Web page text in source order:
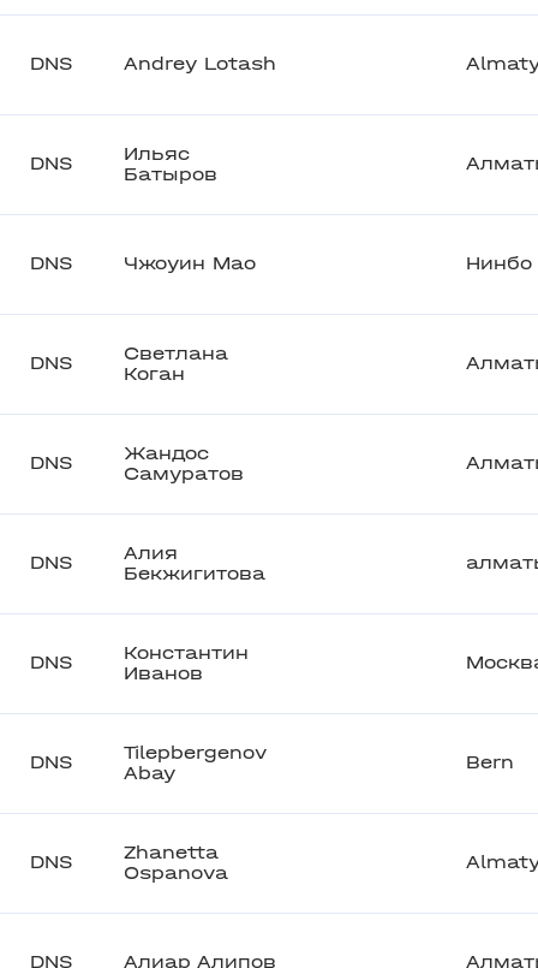
DNS Andrey Lotash
DNS
Ильяс
Батыров
DNS Чжоуин Мао Нинбо
DNS
Светлана
Коган
DNS
Жандос
Самуратов
DNS
Алия
Бекжигитова
DNS
Константин
Иванов
DNS
Tilepbergenov
Abay
Bern
DNS
Zhanetta
Ospanova
DNS Алиар Алипов